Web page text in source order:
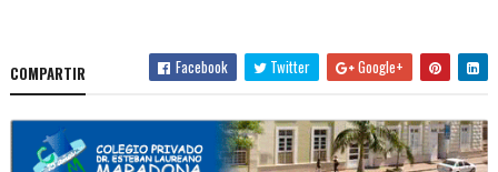
COMPARTIR Facebook Twitter Google+